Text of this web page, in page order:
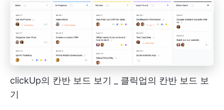
clickUp의 칸반 보드 보기 _ 클릭업의 칸반 보드 보
기